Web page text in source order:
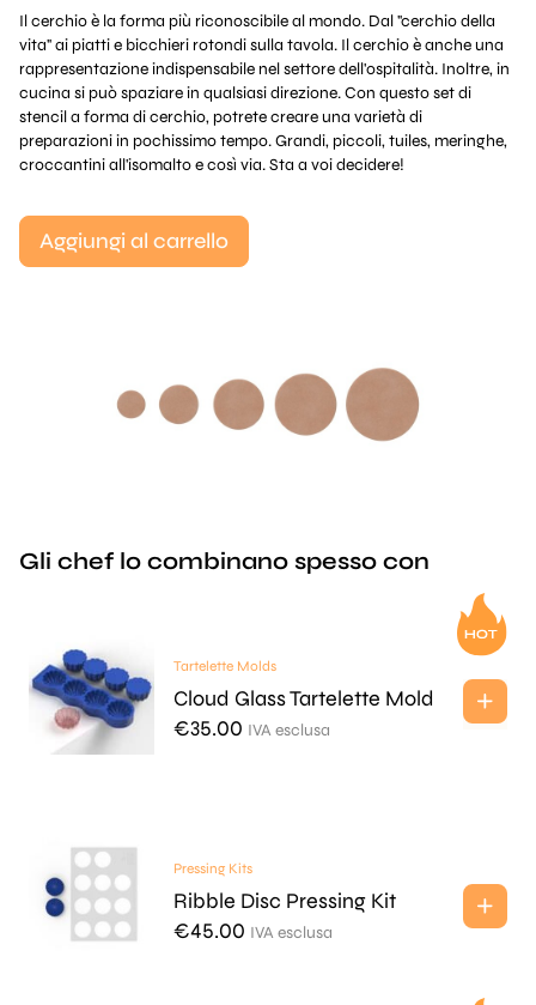
Il cerchio è la forma più riconoscibile al mondo. Dal "cerchio della
vita" ai piatti e bicchieri rotondi sulla tavola. Il cerchio è anche una
rappresentazione indispensabile nel settore dell'ospitalità. Inoltre, in
cucina si può spaziare in qualsiasi direzione. Con questo set di
stencil a forma di cerchio, potrete creare una varietà di
preparazioni in pochissimo tempo. Grandi, piccoli, tuiles, meringhe,
croccantini all'isomalto e così via. Sta a voi decidere!
Aggiungi al carrello
Gli chef lo combinano spesso con
Tartelette Molds
Cloud Glass Tartelette Mold
€35.00 IVA esclusa
Pressing Kits
Ribble Disc Pressing Kit
€45.00 IVA esclusa